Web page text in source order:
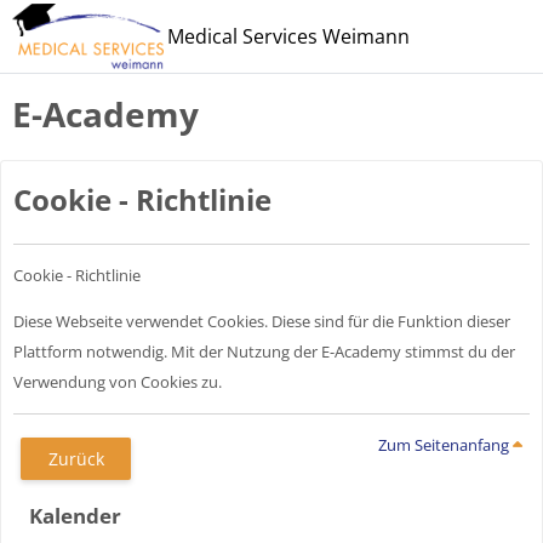
Zum Hauptinhalt
Medical Services Weimann
E-Academy
Cookie - Richtlinie
Cookie - Richtlinie
Diese Webseite verwendet Cookies. Diese sind für die Funktion dieser
Plattform notwendig. Mit der Nutzung der E-Academy stimmst du der
Verwendung von Cookies zu.
Zurück
Zum Seitenanfang
Blöcke
Kalender